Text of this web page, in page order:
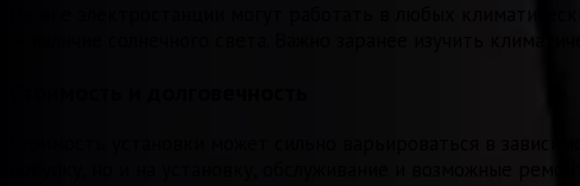
Не все электростанции могут работать в любых
— наличие солнечного света. Важно заранее изучить
Стоимость установки может сильно варьироваться в
покупку, но и на установку, обслуживание и возможные